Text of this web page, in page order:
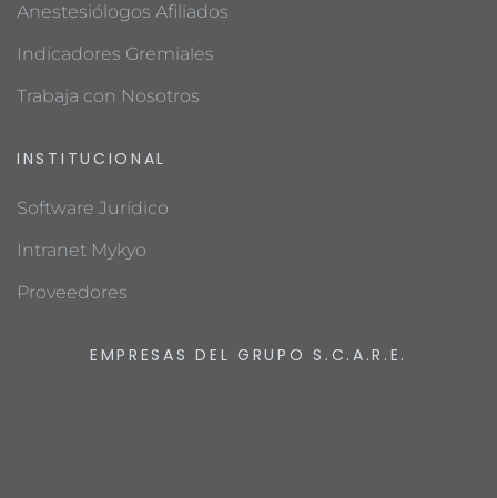
Anestesiólogos Afiliados
Indicadores Gremiales
Trabaja con Nosotros
INSTITUCIONAL
Software Jurídico
Intranet Mykyo
Proveedores
EMPRESAS DEL GRUPO S.C.A.R.E.